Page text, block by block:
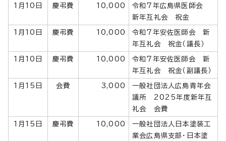
1月10日 慶弔費 10,000
令和7年広島県医師会
新年互礼会 祝金
1月10日 慶弔費 10,000
令和7年安佐医師会 新
年互礼会 祝金（議長）
1月10日 慶弔費 10,000
令和7年安佐医師会 新
年互礼会 祝金（副議長）
1月15日 会費 3,000
一般社団法人広島青年会
議所 2025年度新年互
礼会 会費
1月15日 慶弔費 10,000
一般社団法人日本塗装工
業会広島県支部・日本塗